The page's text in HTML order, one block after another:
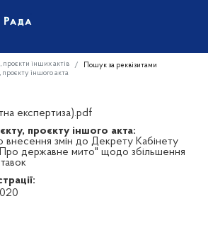
проєкти інших актів
Пошук за реквізитами
проєкту іншого акта
експертиза).pdf
проєкту іншого акта:
внесення змін до Декрету Кабінету
"Про державне мито" щодо збільшення